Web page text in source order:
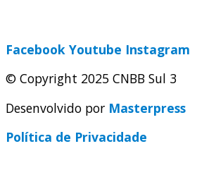
Facebook Youtube Instagram
© Copyright 2025 CNBB Sul 3
Desenvolvido por Masterpress
Política de Privacidade